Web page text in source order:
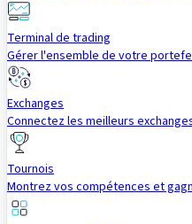
Terminal de trading
Gérer l'ensemble de votre
Exchanges
Connectez les meilleurs
Tournois
Montrez vos compétences et